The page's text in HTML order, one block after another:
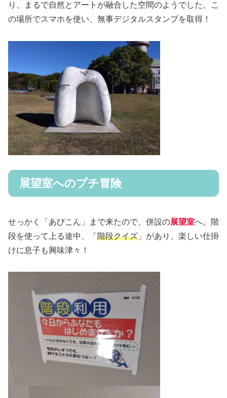
り、まるで自然とアートが融合した空間のようでした。こ
の場所でスマホを使い、無事デジタルスタンプを取得！
展望室へのプチ冒険
せっかく「あびこん」まで来たので、併設の展望室へ。階
段を使って上る途中、「 階段クイズ 」があり、楽しい仕掛
けに息子も興味津々！